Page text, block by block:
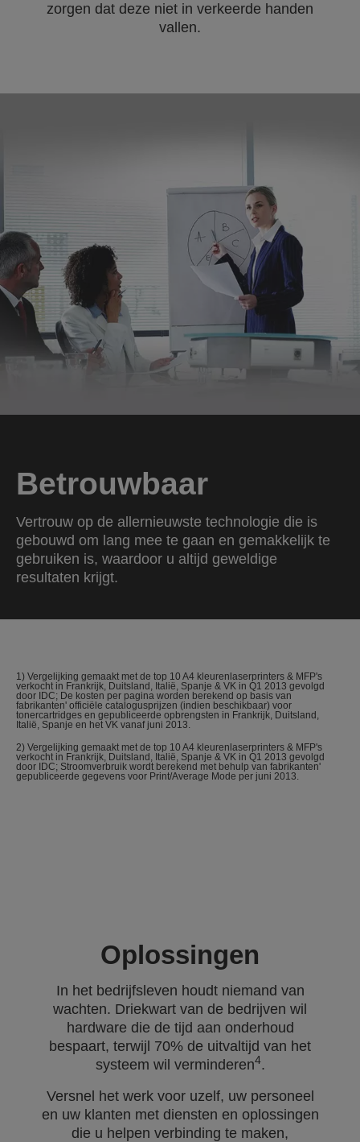
zorgen dat deze niet in verkeerde handen
vallen.
Betrouwbaar
Vertrouw op de allernieuwste technologie die is
gebouwd om lang mee te gaan en gemakkelijk te
gebruiken is, waardoor u altijd geweldige
resultaten krijgt.
1) Vergelijking gemaakt met de top 10 A4 kleurenlaserprinters & MFP's
verkocht in Frankrijk, Duitsland, Italië, Spanje & VK in Q1 2013 gevolgd
door IDC; De kosten per pagina worden berekend op basis van
fabrikanten' officiële catalogusprijzen (indien beschikbaar) voor
tonercartridges en gepubliceerde opbrengsten in Frankrijk, Duitsland,
Italië, Spanje en het VK vanaf juni 2013.
2) Vergelijking gemaakt met de top 10 A4 kleurenlaserprinters & MFP's
verkocht in Frankrijk, Duitsland, Italië, Spanje & VK in Q1 2013 gevolgd
door IDC; Stroomverbruik wordt berekend met behulp van fabrikanten'
gepubliceerde gegevens voor Print/Average Mode per juni 2013.
Oplossingen
In het bedrijfsleven houdt niemand van
wachten. Driekwart van de bedrijven wil
hardware die de tijd aan onderhoud
bespaart, terwijl 70% de uitvaltijd van het
systeem wil verminderen4.
Versnel het werk voor uzelf, uw personeel
en uw klanten met diensten en oplossingen
die u helpen verbinding te maken,